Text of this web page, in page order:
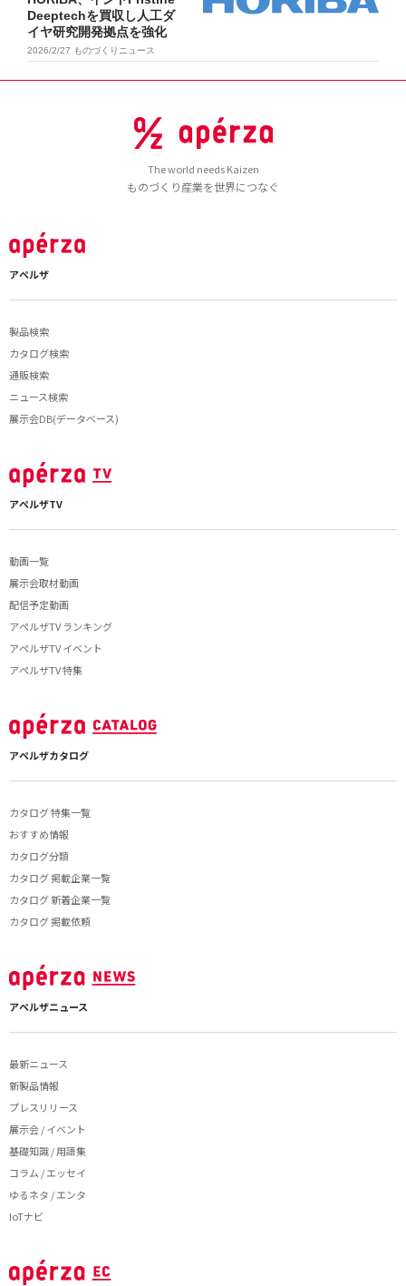
Deeptechを買収し人工ダ
イヤ研究開発拠点を強化
2026/2/27 ものづくりニュース
The world needs Kaizen
ものづくり産業を世界につなぐ
アペルザ
製品検索
カタログ検索
通販検索
ニュース検索
展示会DB(データベース)
アペルザTV
動画一覧
展示会取材動画
配信予定動画
アペルザTV ランキング
アペルザTV イベント
アペルザTV 特集
アペルザカタログ
カタログ 特集一覧
おすすめ情報
カタログ分類
カタログ 掲載企業一覧
カタログ 新着企業一覧
カタログ 掲載依頼
アペルザニュース
最新ニュース
新製品情報
プレスリリース
展示会 / イベント
基礎知識 / 用語集
コラム / エッセイ
ゆるネタ / エンタ
IoTナビ